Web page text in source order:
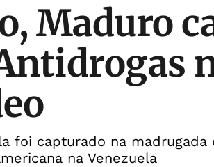
Maduro
foi capturado na
na Venezuela